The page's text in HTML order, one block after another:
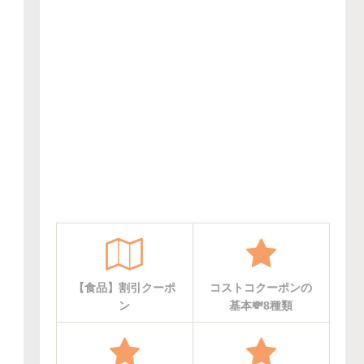
【食品】割引クーポ
ン
コストコクーポンの
基本💸8種類